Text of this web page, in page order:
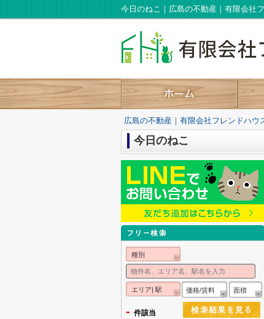
今日のねこ｜広島の不動産｜有限会社
広島の不動産｜有限会社フレンドハウ
今日のねこ
種別
エリア| 駅 価格/賃料 面積
- 件該当